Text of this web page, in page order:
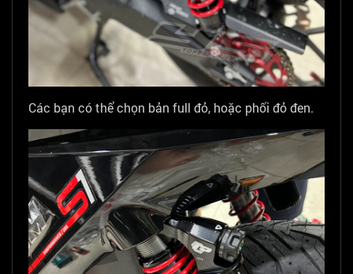
Các bạn có thể chọn bản full đỏ, hoặc phối đỏ đen.